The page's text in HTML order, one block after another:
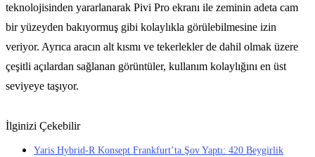
teknolojisinden yararlanarak Pivi Pro ekranı ile zeminin adeta cam
bir yüzeyden bakıyormuş gibi kolaylıkla görülebilmesine izin
veriyor. Ayrıca aracın alt kısmı ve tekerlekler de dahil olmak üzere
çeşitli açılardan sağlanan görüntüler, kullanım kolaylığını en üst
seviyeye taşıyor.
İlginizi Çekebilir
Yaris Hybrid-R Konsept Frankfurt’ta Şov Yaptı: 420 Beygirlik